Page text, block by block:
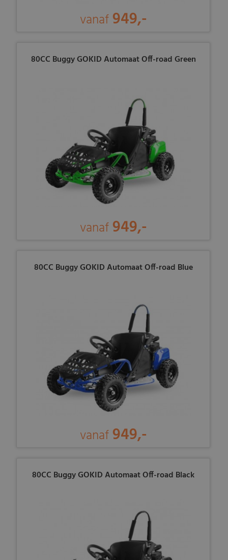
vanaf 949,-
80CC Buggy GOKID Automaat Off-road Green
vanaf 949,-
80CC Buggy GOKID Automaat Off-road Blue
vanaf 949,-
80CC Buggy GOKID Automaat Off-road Black